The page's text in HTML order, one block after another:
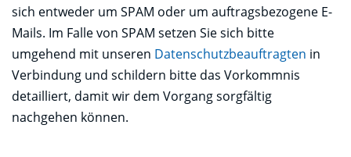
sich entweder um SPAM oder um auftragsbezogene E-
Mails. Im Falle von SPAM setzen Sie sich bitte
umgehend mit unseren Datenschutzbeauftragten in
Verbindung und schildern bitte das Vorkommnis
detailliert, damit wir dem Vorgang sorgfältig
nachgehen können.